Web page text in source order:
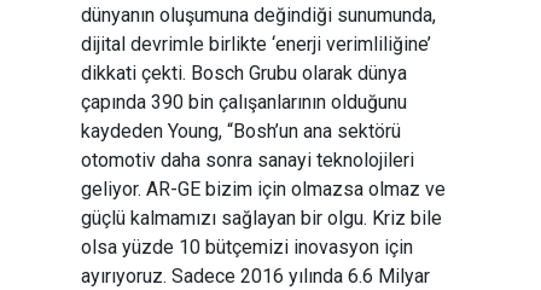
dünyanın oluşumuna değindiği sunumunda,
dijital devrimle birlikte ‘enerji verimliliğine’
dikkati çekti. Bosch Grubu olarak dünya
çapında 390 bin çalışanlarının olduğunu
kaydeden Young, “Bosh’un ana sektörü
otomotiv daha sonra sanayi teknolojileri
geliyor. AR-GE bizim için olmazsa olmaz ve
güçlü kalmamızı sağlayan bir olgu. Kriz bile
olsa yüzde 10 bütçemizi inovasyon için
ayırıyoruz. Sadece 2016 yılında 6.6 Milyar